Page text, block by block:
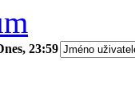
23:59